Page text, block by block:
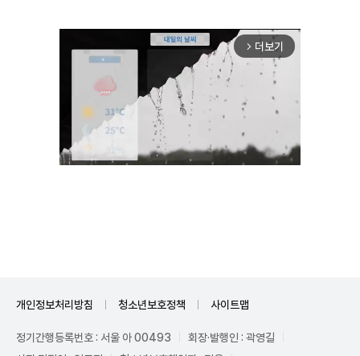
arrow_forward_ios 더보기
개인정보처리방침 청소년보호정책 사이트맵
정기간행등록번호 : 서울 아 00493
회장·발행인 : 곽영길